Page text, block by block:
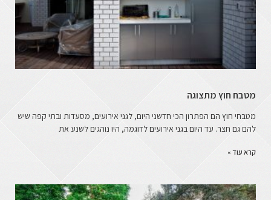
מטבח חוץ מתצוגה
מטבחי חוץ הם הפתרון הכי חדשני היום, לגני אירועים, מסעדות ובתי קפה שיש
להם גם חצר. עד היום בגני אירועים לדוגמה, היו נוהגים לשנע את
קרא עוד »